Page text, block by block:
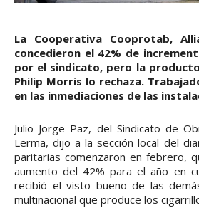
La Cooperativa Cooprotab,
concedieron el 42% de
por el sindicato, pero la
Philip Morris lo rechaza.
en las inmediaciones de las
Julio Jorge Paz, del Sindicato de
Lerma, dijo a la sección local del
paritarias comenzaron en febrero,
aumento del 42% para el año en
recibió el visto bueno de las
multinacional que produce los